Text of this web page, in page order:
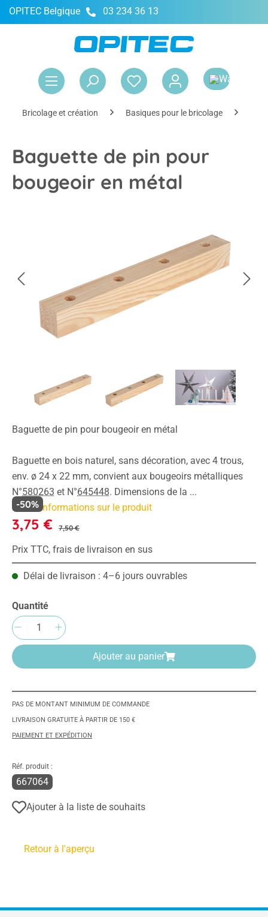
principal
OPITEC Belgique 03 234 36 13
Bricolage et création Basiques pour le bricolage
Baguette de pin pour
bougeoir en métal
Baguette de pin pour bougeoir en métal
Baguette en bois naturel, sans décoration, avec 4 trous,
env. ø 24 x 22 mm, convient aux bougeoirs métalliques
N°580263 et N°645448. Dimensions de la ...
Plus d'informations sur le produit
3,75 € 7,50 €
-50%
Prix TTC, frais de livraison en sus
Délai de livraison : 4–6 jours ouvrables
Quantité
Quantité de produit : Entrez la quantité
Ajouter au panier
PAS DE MONTANT MINIMUM DE COMMANDE
LIVRAISON GRATUITE À PARTIR DE 150 €
PAIEMENT ET EXPÉDITION
Réf. produit :
667064
Ajouter à la liste de souhaits
Retour à l'aperçu